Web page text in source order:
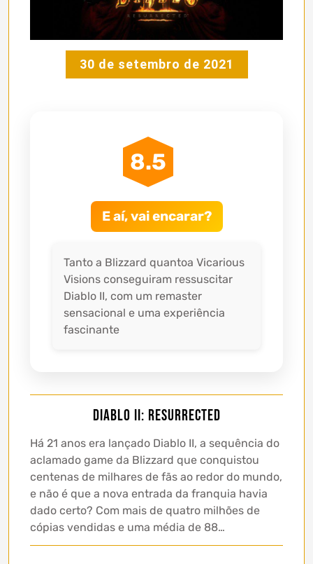
30 de setembro de 2021
8.5
E aí, vai encarar?
Tanto a Blizzard quantoa Vicarious
Visions conseguiram ressuscitar
Diablo II, com um remaster
sensacional e uma experiência
fascinante
Diablo II: Resurrected
Há 21 anos era lançado Diablo II, a sequência do
aclamado game da Blizzard que conquistou
centenas de milhares de fãs ao redor do mundo,
e não é que a nova entrada da franquia havia
dado certo? Com mais de quatro milhões de
cópias vendidas e uma média de 88…